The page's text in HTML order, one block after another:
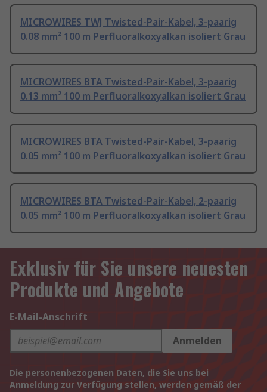
MICROWIRES TWJ Twisted-Pair-Kabel, 3-paarig
0.08 mm² 100 m Perfluoralkoxyalkan isoliert Grau
MICROWIRES BTA Twisted-Pair-Kabel, 3-paarig
0.13 mm² 100 m Perfluoralkoxyalkan isoliert Grau
MICROWIRES BTA Twisted-Pair-Kabel, 3-paarig
0.05 mm² 100 m Perfluoralkoxyalkan isoliert Grau
MICROWIRES BTA Twisted-Pair-Kabel, 2-paarig
0.05 mm² 100 m Perfluoralkoxyalkan isoliert Grau
Exklusiv für Sie unsere neuesten
Produkte und Angebote
E-Mail-Anschrift
Anmelden
Die personenbezogenen Daten, die Sie uns bei
Anmeldung zur Verfügung stellen, werden gemäß der